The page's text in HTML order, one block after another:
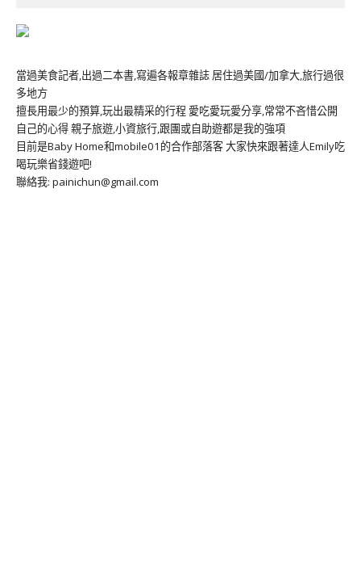
當過美食記者,出過二本書,寫遍各報章雜誌 居住過美國/加拿大,旅行過很
多地方
擅長用最少的預算,玩出最精采的行程 愛吃愛玩愛分享,常常不吝惜公開
自己的心得 親子旅遊,小資旅行,跟團或自助遊都是我的強項
目前是Baby Home和mobile01的合作部落客 大家快來跟著達人Emily吃
喝玩樂省錢遊吧!
聯絡我: painichun@gmail.com